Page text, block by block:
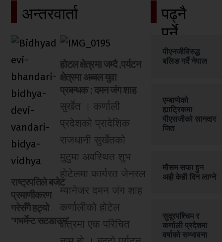
अन्तरवार्ता
राष्ट्रपतिले बजेट
प्रमाणीकरण
गरेसँगै हट्यो
‘गभर्मेन्ट सटडाउन’
होटल क्षेत्रमा जम्दै ,पर्यटन
क्षेत्रमा अब्बल युवा
प्रबन्धक ; दमन जंग शाह
सुर्खेत । कर्णाली
प्रदेशको प्रादेशिक
राजधानी सुर्खेतको
मुटुमा अवस्थित शुभ
होटेलमा कार्यरत जेनरल
म्यानेजर दमन जंग शाह
कर्णालीको होटेल
क्षेत्रमा एक परिचित
पढ्नै
पर्ने
पीएनजीविरुद्ध
बलिङ गर्दै नेपाल
एम्बाप्पेको
ह्याट्रिकमा
पीएसजीको सानदार
जित
मौसम सफा हुन
अझै केही दिन लाग्ने
सुदूरपश्चिम र
कर्णाली प्रदेशमा
वर्षाको सम्भावना